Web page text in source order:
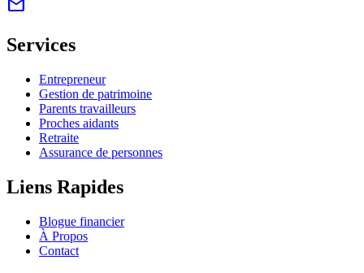
mail
Services
Entrepreneur
Gestion de patrimoine
Parents travailleurs
Proches aidants
Retraite
Assurance de personnes
Liens Rapides
Blogue financier
À Propos
Contact